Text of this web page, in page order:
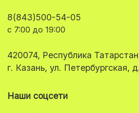
8(843)500-54-05
с 7:00 до 19:00
420074, Республика
г. Казань, ул. Петербургская,
Наши соцсети